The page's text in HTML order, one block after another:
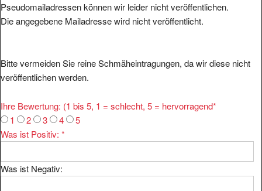
Pseudomailadressen können wir leider nicht veröffentlichen.
Die angegebene Mailadresse wird nicht veröffentlicht.
Bitte vermeiden Sie reine Schmäheintragungen, da wir diese nicht
veröffentlichen werden.
Ihre Bewertung: (1 bis 5, 1 = schlecht, 5 = hervorragend*
1
2 3 4
5
Was ist Positiv: *
Was ist Negativ: